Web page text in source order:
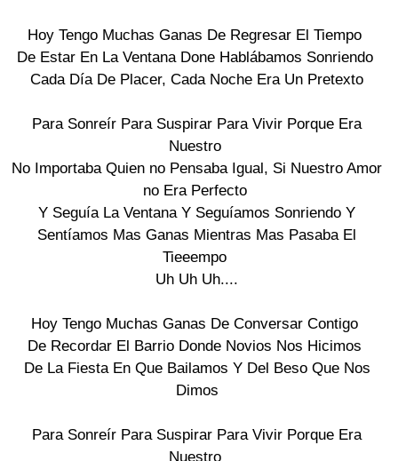
Hoy Tengo Muchas Ganas De Regresar El Tiempo
De Estar En La Ventana Done Hablábamos Sonriendo
Cada Día De Placer, Cada Noche Era Un Pretexto
Para Sonreír Para Suspirar Para Vivir Porque Era
Nuestro
No Importaba Quien no Pensaba Igual, Si Nuestro Amor
no Era Perfecto
Y Seguía La Ventana Y Seguíamos Sonriendo Y
Sentíamos Mas Ganas Mientras Mas Pasaba El
Tieeempo
Uh Uh Uh....
Hoy Tengo Muchas Ganas De Conversar Contigo
De Recordar El Barrio Donde Novios Nos Hicimos
De La Fiesta En Que Bailamos Y Del Beso Que Nos
Dimos
Para Sonreír Para Suspirar Para Vivir Porque Era
Nuestro